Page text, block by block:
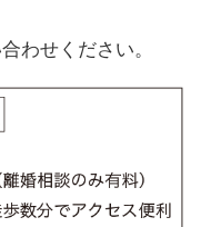
わせください。